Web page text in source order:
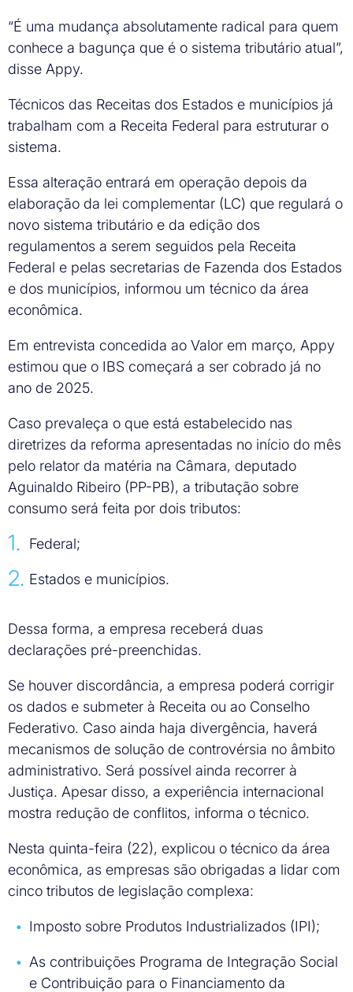
“É uma mudança absolutamente radical para quem
conhece a bagunça que é o sistema tributário atual”,
disse Appy.
Técnicos das Receitas dos Estados e municípios já
trabalham com a Receita Federal para estruturar o
sistema.
Essa alteração entrará em operação depois da
elaboração da lei complementar (LC) que regulará o
novo sistema tributário e da edição dos
regulamentos a serem seguidos pela Receita
Federal e pelas secretarias de Fazenda dos Estados
e dos municípios, informou um técnico da área
econômica.
Em entrevista concedida ao Valor em março, Appy
estimou que o IBS começará a ser cobrado já no
ano de 2025.
Caso prevaleça o que está estabelecido nas
diretrizes da reforma apresentadas no início do mês
pelo relator da matéria na Câmara, deputado
Aguinaldo Ribeiro (PP-PB), a tributação sobre
consumo será feita por dois tributos:
Federal;
Estados e municípios.
Dessa forma, a empresa receberá duas
declarações pré-preenchidas.
Se houver discordância, a empresa poderá corrigir
os dados e submeter à Receita ou ao Conselho
Federativo. Caso ainda haja divergência, haverá
mecanismos de solução de controvérsia no âmbito
administrativo. Será possível ainda recorrer à
Justiça. Apesar disso, a experiência internacional
mostra redução de conflitos, informa o técnico.
Nesta quinta-feira (22), explicou o técnico da área
econômica, as empresas são obrigadas a lidar com
cinco tributos de legislação complexa:
Imposto sobre Produtos Industrializados (IPI);
As contribuições Programa de Integração Social
e Contribuição para o Financiamento da